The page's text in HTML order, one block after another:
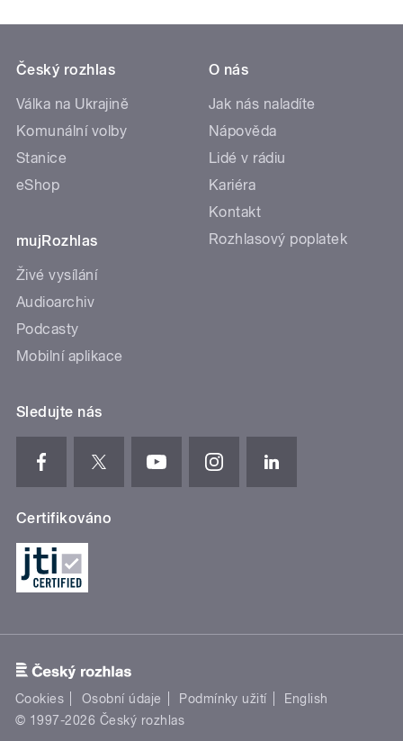
Český rozhlas
Válka na Ukrajině
Komunální volby
Stanice
eShop
mujRozhlas
Živé vysílání
Audioarchiv
Podcasty
Mobilní aplikace
O nás
Jak nás naladíte
Nápověda
Lidé v rádiu
Kariéra
Kontakt
Rozhlasový poplatek
Sledujte nás
Certifikováno
Cookies Osobní údaje Podmínky užití
English
© 1997-2026 Český rozhlas